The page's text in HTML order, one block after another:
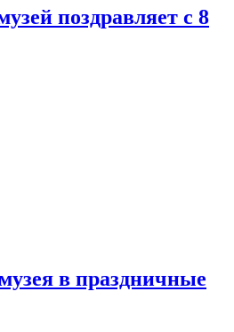
поздравляет с 8
в праздничные